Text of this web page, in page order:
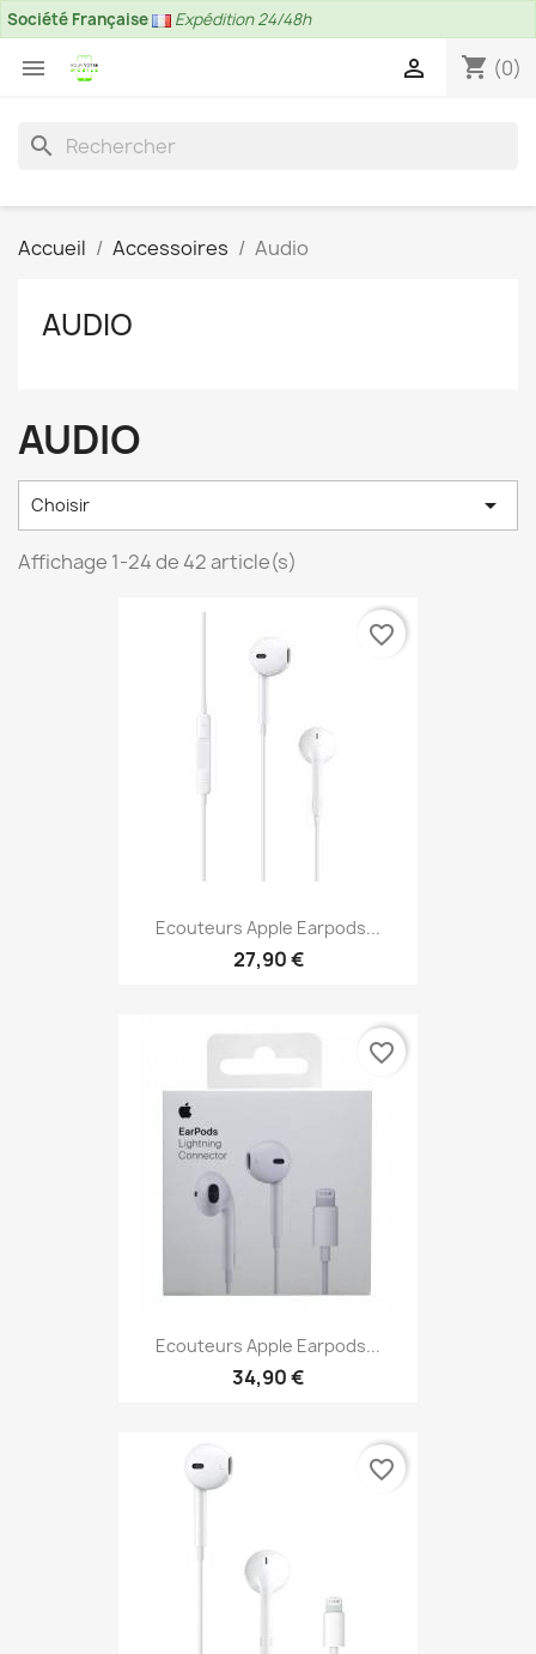
Société Française Expédition 24/48h
 shopping_cart (0)

search
Accueil Accessoires Audio
AUDIO
AUDIO
Choisir 
Affichage 1-24 de 42 article(s)
Ecouteurs Apple Earpods...
27,90 €
favorite_border
Ecouteurs Apple Earpods...
34,90 €
favorite_border
favorite_border